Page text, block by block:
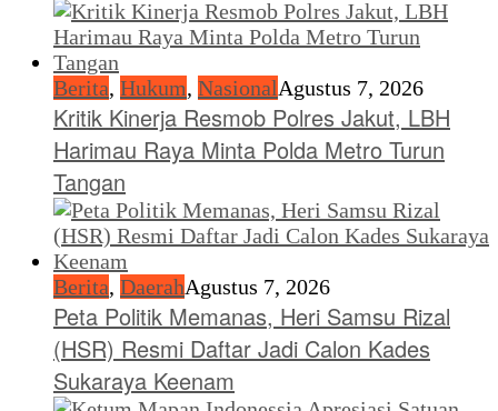
Berita, Hukum, NasionalAgustus 7, 2026
Kritik Kinerja Resmob Polres Jakut, LBH
Harimau Raya Minta Polda Metro Turun
Tangan
Berita, DaerahAgustus 7, 2026
Peta Politik Memanas, Heri Samsu Rizal
(HSR) Resmi Daftar Jadi Calon Kades
Sukaraya Keenam